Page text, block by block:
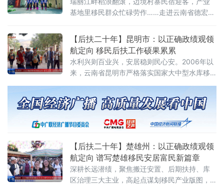
边境生态民族资源赋能旅居经济
基地里移民群众忙碌劳作……走进云南省德宏傣
得出、稳得住、能发展、可致富”的和美库区画
卷徐徐铺展。
【后扶二十年】昆明市：以正确政绩观领
航定向 移民后扶工作硕果累累
水利兴则百业兴，安居稳则民心安。2006年以
来，云南省昆明市严格落实国家大中型水库移
正确政绩观为导向，始终以群众安稳、增收致
富为核心，全面落实国家和云南省后期扶持政
策体系，走出一条安置有温度、发展有后劲、
增收有保障的移民振兴之路。
【后扶二十年】楚雄州：以正确政绩观领
航定向 谱写楚雄移民安居富民新篇章
深耕长远潜绩，聚焦搬迁安置、后期扶持、库
区治理三大主业，高起点谋划移民产业版图，